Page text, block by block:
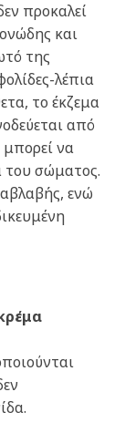
προκαλεί
και
της
λέπια
το έκζεμα
από
να
του σώματος.
ενώ